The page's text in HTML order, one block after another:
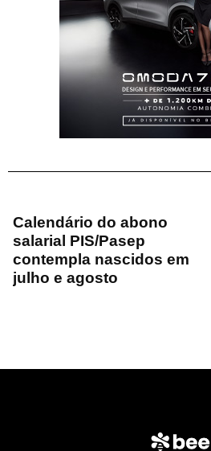
Calendário do abono
salarial PIS/Pasep
contempla nascidos em
julho e agosto